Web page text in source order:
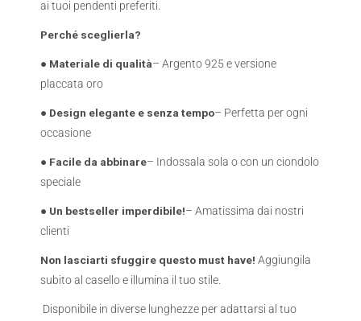
ai tuoi pendenti preferiti.
Perché sceglierla?
● Materiale di qualità– Argento 925 e versione
placcata oro
● Design elegante e senza tempo– Perfetta per ogni
occasione
● Facile da abbinare– Indossala sola o con un ciondolo
speciale
● Un bestseller imperdibile!– Amatissima dai nostri
clienti
Non lasciarti sfuggire questo must have! Aggiungila
subito al casello e illumina il tuo stile.
Disponibile in diverse lunghezze per adattarsi al tuo